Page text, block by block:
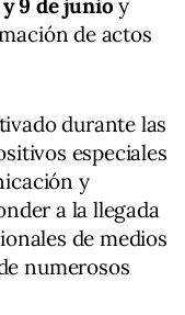
de actos
durante las
especiales
y
a la llegada
de medios
numerosos